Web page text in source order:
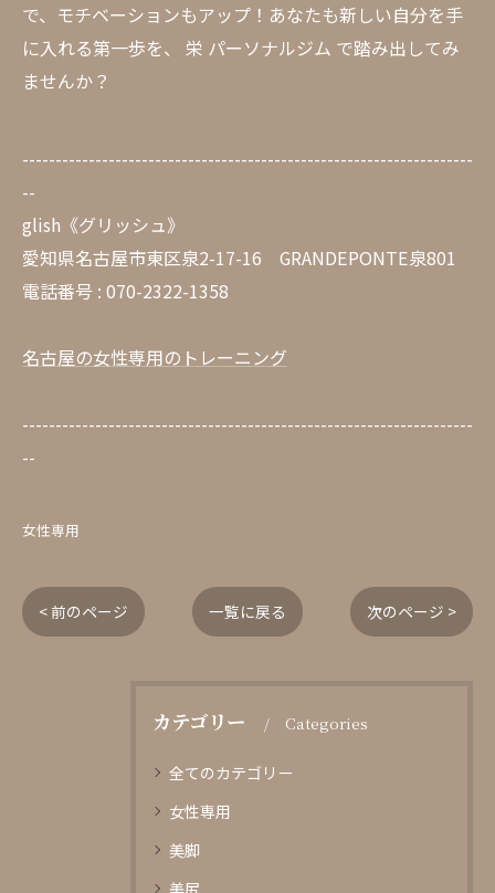
で、モチベーションもアップ！あなたも新しい自分を手
に入れる第一歩を、 栄 パーソナルジム で踏み出してみ
ませんか？
--------------------------------------------------------------------
--
glish《グリッシュ》
愛知県名古屋市東区泉2-17-16 GRANDEPONTE泉801
電話番号 : 070-2322-1358
名古屋の女性専用のトレーニング
--------------------------------------------------------------------
--
女性専用
< 前のページ 一覧に戻る 次のページ >
カテゴリー Categories
全てのカテゴリー
女性専用
美脚
美尻